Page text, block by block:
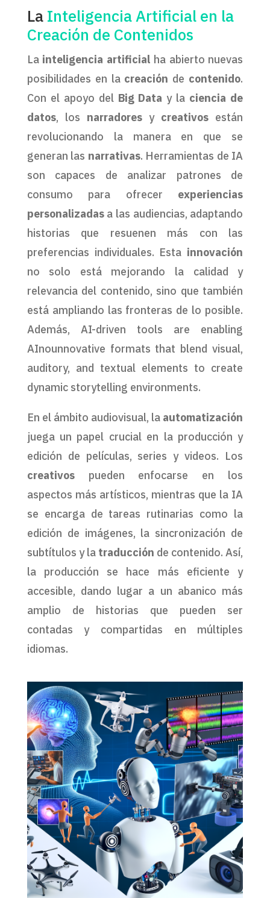
La Inteligencia Artificial en la
Creación de Contenidos
La inteligencia artificial ha abierto nuevas
posibilidades en la creación de contenido.
Con el apoyo del Big Data y la ciencia de
datos, los narradoresy creativos están
revolucionando la manera en que se
generan las narrativas. Herramientas de IA
son capaces de analizar patrones de
consumo para ofrecer experiencias
personalizadasa las audiencias, adaptando
historias que resuenen más con las
preferencias individuales. Esta innovación
no solo está mejorando la calidad y
relevancia del contenido, sino que también
está ampliando las fronteras de lo posible.
Además, AI-driven tools are enabling
AInounnovative formats that blend visual,
auditory, and textual elements to create
dynamic storytelling environments.
En el ámbito audiovisual, la automatización
juega un papel crucial en la producción y
edición de películas, series y videos. Los
creativospueden enfocarse en los
aspectos más artísticos, mientras que la IA
se encarga de tareas rutinarias como la
edición de imágenes, la sincronización de
subtítulos y la traducción de contenido. Así,
la producción se hace más eficiente y
accesible, dando lugar a un abanico más
amplio de historias que pueden ser
contadas y compartidas en múltiples
idiomas.